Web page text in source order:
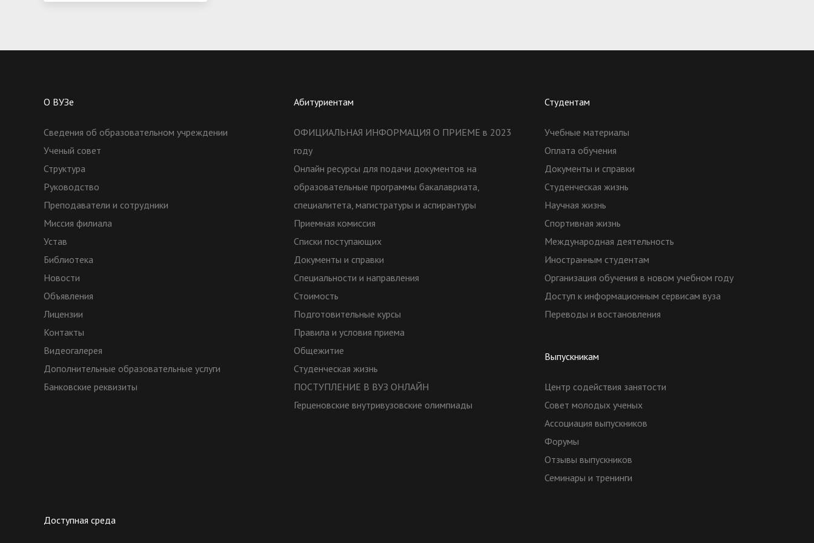
О ВУЗе
Сведения об образовательном учреждении
Ученый совет
Структура
Руководство
Преподаватели и сотрудники
Миссия филиала
Устав
Библиотека
Новости
Объявления
Лицензии
Контакты
Видеогалерея
Дополнительные образовательные услуги
Банковские реквизиты
Абитуриентам
ОФИЦИАЛЬНАЯ ИНФОРМАЦИЯ О ПРИЕМЕ в 2023
году
Онлайн ресурсы для подачи документов на
образовательные программы бакалавриата,
специалитета, магистратуры и аспирантуры
Приемная комиссия
Списки поступающих
Документы и справки
Специальности и направления
Стоимость
Подготовительные курсы
Правила и условия приема
Общежитие
Студенческая жизнь
ПОСТУПЛЕНИЕ В ВУЗ ОНЛАЙН
Герценовские внутривузовские олимпиады
Студентам
Учебные материалы
Оплата обучения
Документы и справки
Студенческая жизнь
Научная жизнь
Спортивная жизнь
Международная деятельность
Иностранным студентам
Организация обучения в новом учебном году
Доступ к информационным сервисам вуза
Переводы и востановления
Выпускникам
Центр содействия занятости
Совет молодых ученых
Ассоциация выпускников
Форумы
Отзывы выпускников
Семинары и тренинги
Доступная среда